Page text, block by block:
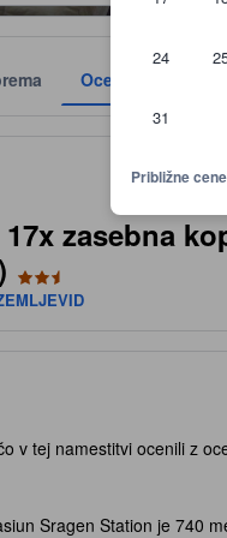
24
31
Približne
Ocene
zasebna
v tej namestitvi ocenili z
Sragen Station je 740